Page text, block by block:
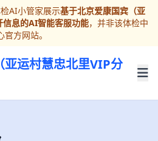
AI小管家展示基于北京爱康国宾（亚
息的AI智能客服功能，并非该体检中
官方网站。
亚运村慧忠北里VIP分